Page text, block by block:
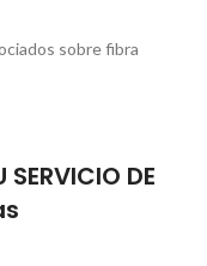
sobre fibra
SERVICIO DE